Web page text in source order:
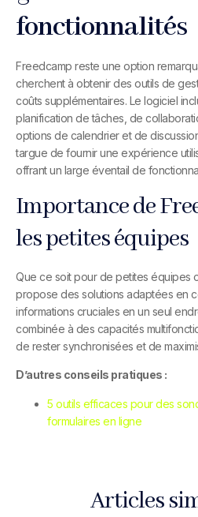
Articles
fonctionnalités
Freedcamp reste une option
cherchent à obtenir des outils de
coûts supplémentaires. Le logiciel
planification de tâches, de
options de calendrier et de
targue de fournir une expérience
offrant un large éventail de
Importance de
les petites équipes
Que ce soit pour de petites équipes
propose des solutions adaptées en
informations cruciales en un seul
combinée à des capacités
de rester synchronisées et de
D’autres conseils pratiques :
5 outils efficaces pour des
formulaires en ligne